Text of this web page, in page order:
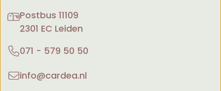
Postbus 11109
2301 EC Leiden
071 - 579 50 50
info@cardea.nl